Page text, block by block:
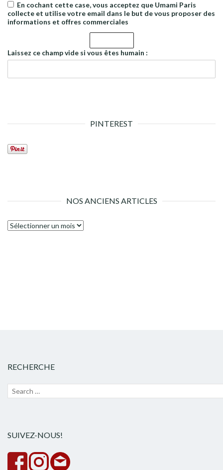
En cochant cette case, vous acceptez que Umami Paris
collecte et utilise votre email dans le but de vous proposer des
informations et offres commerciales
Laissez ce champ vide si vous êtes humain :
PINTEREST
NOS ANCIENS ARTICLES
Nos
RECHERCHE
Recherche
SUIVEZ-NOUS!